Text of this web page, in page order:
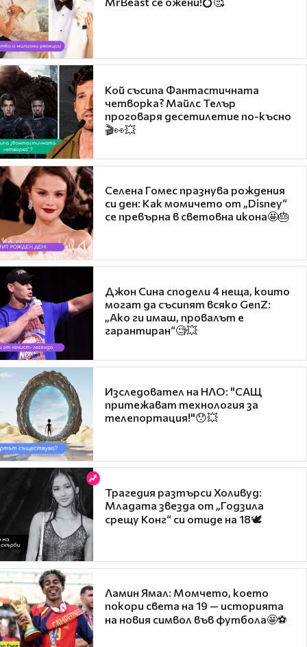
Кой съсипа Фантастичната
четворка? Майлс Телър
проговаря десетилетие по-късно
🎬👀💥
Селена Гомес празнува рождения
си ден: Как момичето от „Disney“
се превърна в световна икона🤩🎂
Джон Сина сподели 4 неща, които
могат да съсипят всяко GenZ:
„Ако ги имаш, провалът е
гарантиран“🧐💥
Изследовател на НЛО: "САЩ
притежават технология за
телепортация!"😯💥
Трагедия разтърси Холивуд:
Младата звезда от „Годзила
срещу Конг“ си отиде на 18🕊️
Ламин Ямал: Момчето, което
покори света на 19 — историята
на новия символ във футбола🤩⚽